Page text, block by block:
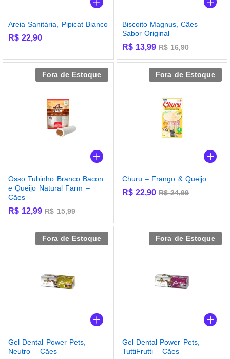
Areia Sanitária, Pipicat Bianco
R$ 22,90
Biscoito Magnus, Cães –
Sabor Original
R$13,99 R$16,90
Fora de Estoque
Osso Tubinho Branco Bacon
e Queijo Natural Farm –
Cães
R$ 12,99 R$15,99
Fora de Estoque
Churu – Frango & Queijo
R$22,90 R$24,99
Fora de Estoque
Gel Dental Power Pets,
Neutro – Cães
Fora de Estoque
Gel Dental Power Pets,
TuttiFrutti – Cães